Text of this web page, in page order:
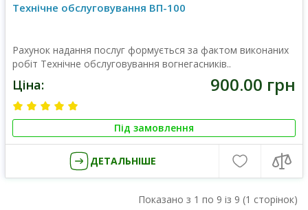
Технічне обслуговування ВП-100
Рахунок надання послуг формується за фактом виконаних
робіт Технічне обслуговування вогнегасників..
Ціна: 900.00 грн
Під замовлення
ДЕТАЛЬНІШЕ
Показано з 1 по 9 із 9 (1 сторінок)